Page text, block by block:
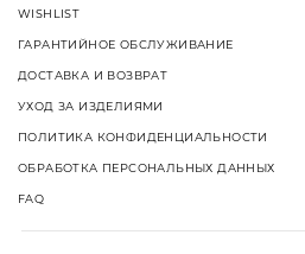
WISHLIST
ГАРАНТИЙНОЕ ОБСЛУЖИВАНИЕ
ДОСТАВКА И ВОЗВРАТ
УХОД ЗА ИЗДЕЛИЯМИ
ПОЛИТИКА КОНФИДЕНЦИАЛЬНОСТИ
ОБРАБОТКА ПЕРСОНАЛЬНЫХ ДАННЫХ
FAQ